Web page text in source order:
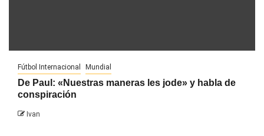
Fútbol Internacional Mundial
De Paul: «Nuestras maneras les jode» y habla de
conspiración
Ivan